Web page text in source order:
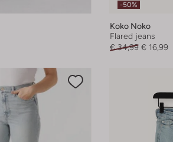
-50%
Koko Noko
Flared jeans
€ 34,99 € 16,99